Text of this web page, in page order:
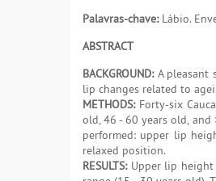
Palavras-chave:Lábio.
ABSTRACT
BACKGROUND: A pleasant
lip changes related to
METHODS:Forty-six
old, 46 - 60 years old,
performed: upper lip
relaxed position.
RESULTS:Upper lip height